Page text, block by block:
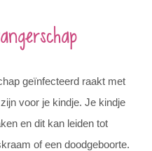
geïnfecteerd raakt met
voor je kindje. Je kindje
en dit kan leiden tot
of een doodgeboorte.